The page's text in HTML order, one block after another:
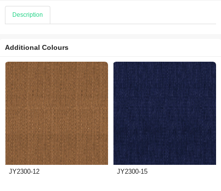
Description
Additional Colours
JY2300-12 JY2300-15